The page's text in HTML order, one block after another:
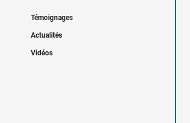
Témoignages
Actualités
Vidéos